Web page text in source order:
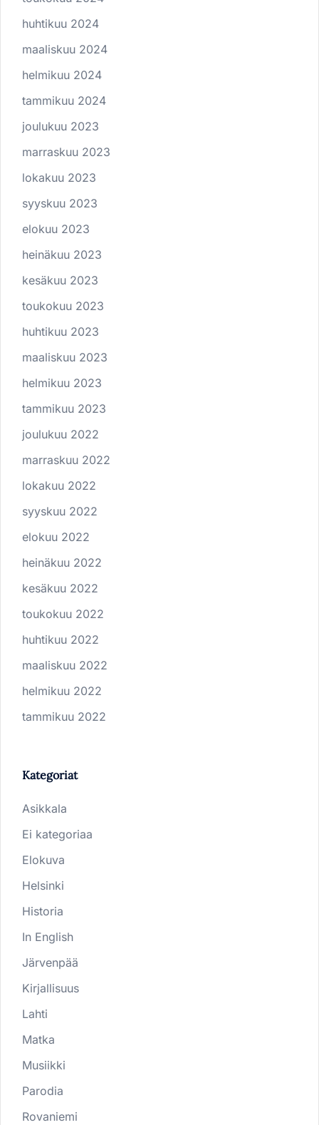
huhtikuu 2024
maaliskuu 2024
helmikuu 2024
tammikuu 2024
joulukuu 2023
marraskuu 2023
lokakuu 2023
syyskuu 2023
elokuu 2023
heinäkuu 2023
kesäkuu 2023
toukokuu 2023
huhtikuu 2023
maaliskuu 2023
helmikuu 2023
tammikuu 2023
joulukuu 2022
marraskuu 2022
lokakuu 2022
syyskuu 2022
elokuu 2022
heinäkuu 2022
kesäkuu 2022
toukokuu 2022
huhtikuu 2022
maaliskuu 2022
helmikuu 2022
tammikuu 2022
Kategoriat
Asikkala
Ei kategoriaa
Elokuva
Helsinki
Historia
In English
Järvenpää
Kirjallisuus
Lahti
Matka
Musiikki
Parodia
Rovaniemi